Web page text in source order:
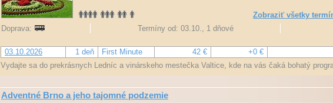
Zobraziť všetky
Doprava:
Termíny od: 03.10., 1 dňové
03.10.2026 1 deň First Minute 42 €
+0 €
Vydajte sa do prekrásnych Ledníc a vinárskeho mestečka Valtice, kde na vás čaká bohatý
Adventné Brno a jeho tajomné podzemie